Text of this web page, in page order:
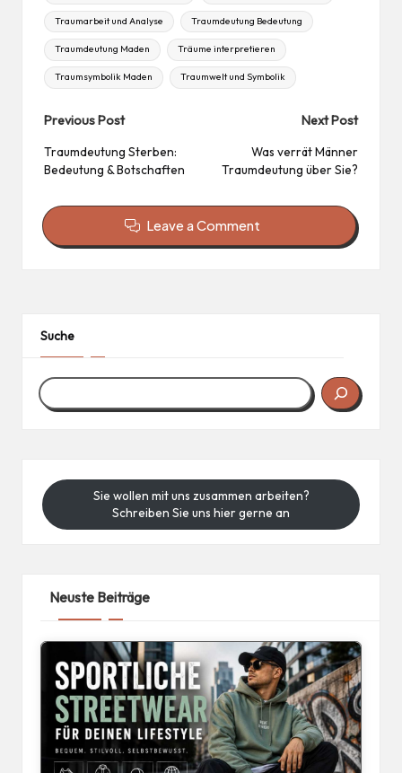
Traumarbeit und Analyse Traumdeutung Bedeutung
Traumdeutung Maden Träume interpretieren
Traumsymbolik Maden Traumwelt und Symbolik
Post
navigation
Previous Post
Traumdeutung Sterben:
Bedeutung & Botschaften
Next Post
Was verrät Männer
Traumdeutung über Sie?
Leave a Comment
Suche
Sie wollen mit uns zusammen arbeiten?
Schreiben Sie uns hier gerne an
Neuste Beiträge